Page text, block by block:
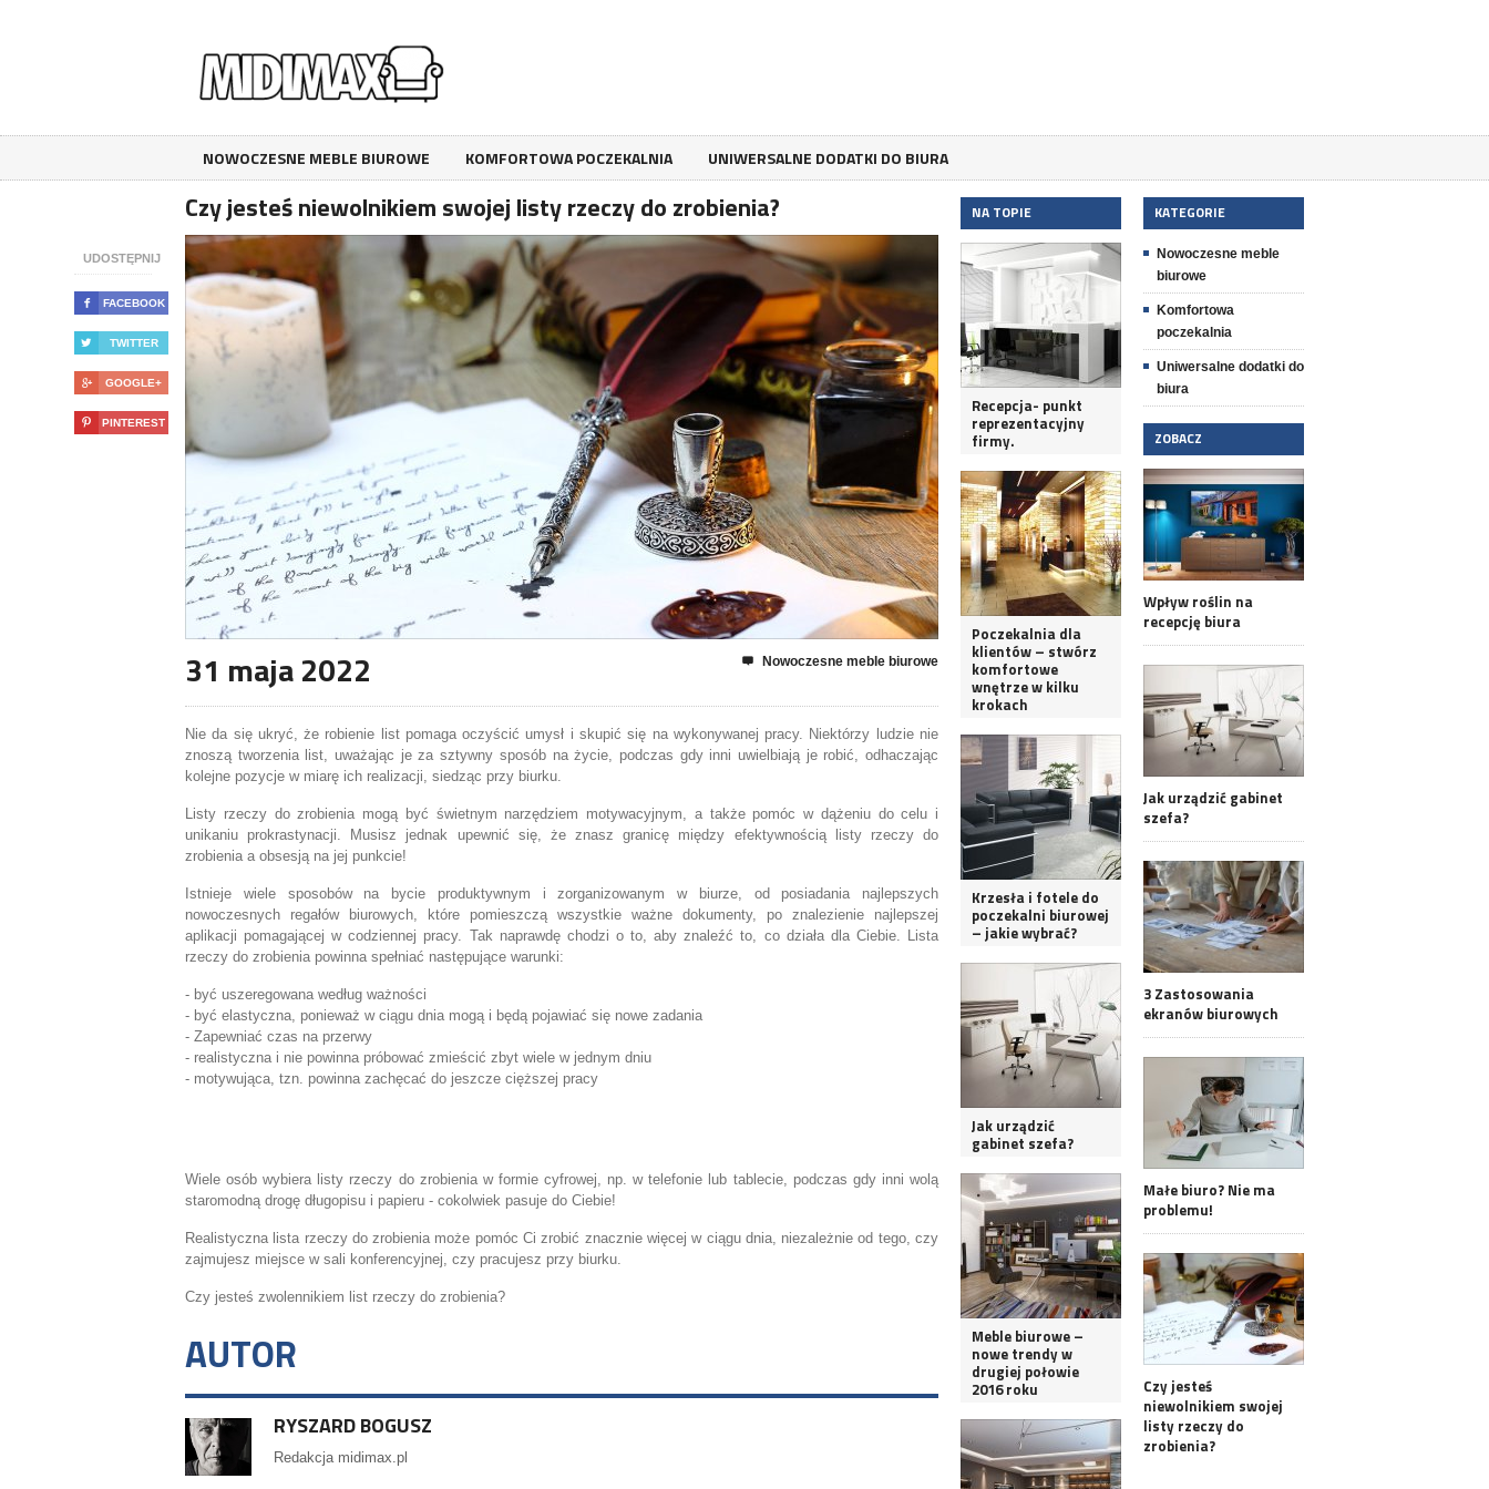
NOWOCZESNE MEBLE BIUROWE KOMFORTOWA POCZEKALNIA UNIWERSALNE DODATKI DO BIURA
UDOSTĘPNIJ
 FACEBOOK
 TWITTER
 GOOGLE+
 PINTEREST
Czy jesteś niewolnikiem swojej listy rzeczy do zrobienia?
31 maja 2022  Nowoczesne meble biurowe
Nie da się ukryć, że robienie list pomaga oczyścić umysł i skupić się na wykonywanej pracy. Niektórzy ludzie nie
znoszą tworzenia list, uważając je za sztywny sposób na życie, podczas gdy inni uwielbiają je robić, odhaczając
kolejne pozycje w miarę ich realizacji, siedząc przy biurku.
Listy rzeczy do zrobienia mogą być świetnym narzędziem motywacyjnym, a także pomóc w dążeniu do celu i
unikaniu prokrastynacji. Musisz jednak upewnić się, że znasz granicę między efektywnością listy rzeczy do
zrobienia a obsesją na jej punkcie!
Istnieje wiele sposobów na bycie produktywnym i zorganizowanym w biurze, od posiadania najlepszych
nowoczesnych regałów biurowych, które pomieszczą wszystkie ważne dokumenty, po znalezienie najlepszej
aplikacji pomagającej w codziennej pracy. Tak naprawdę chodzi o to, aby znaleźć to, co działa dla Ciebie. Lista
rzeczy do zrobienia powinna spełniać następujące warunki:
- być uszeregowana według ważności
- być elastyczna, ponieważ w ciągu dnia mogą i będą pojawiać się nowe zadania
- Zapewniać czas na przerwy
- realistyczna i nie powinna próbować zmieścić zbyt wiele w jednym dniu
- motywująca, tzn. powinna zachęcać do jeszcze cięższej pracy
Wiele osób wybiera listy rzeczy do zrobienia w formie cyfrowej, np. w telefonie lub tablecie, podczas gdy inni wolą
staromodną drogę długopisu i papieru - cokolwiek pasuje do Ciebie!
Realistyczna lista rzeczy do zrobienia może pomóc Ci zrobić znacznie więcej w ciągu dnia, niezależnie od tego, czy
zajmujesz miejsce w sali konferencyjnej, czy pracujesz przy biurku.
Czy jesteś zwolennikiem list rzeczy do zrobienia?
AUTOR
RYSZARD BOGUSZ
Redakcja midimax.pl
NA TOPIE
Recepcja- punkt
reprezentacyjny
firmy.
Poczekalnia dla
klientów – stwórz
komfortowe
wnętrze w kilku
krokach
Krzesła i fotele do
poczekalni biurowej
– jakie wybrać?
Jak urządzić
gabinet szefa?
Meble biurowe –
nowe trendy w
drugiej połowie
2016 roku
KATEGORIE
Nowoczesne meble
biurowe
Komfortowa
poczekalnia
Uniwersalne dodatki do
biura
ZOBACZ
Wpływ roślin na
recepcję biura
Jak urządzić gabinet
szefa?
3 Zastosowania
ekranów biurowych
Małe biuro? Nie ma
problemu!
Czy jesteś
niewolnikiem swojej
listy rzeczy do
zrobienia?